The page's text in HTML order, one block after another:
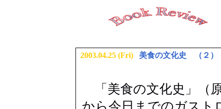
2003.04.25 (Fri) 美食の文化史 （２）
「 美食の文化史」（